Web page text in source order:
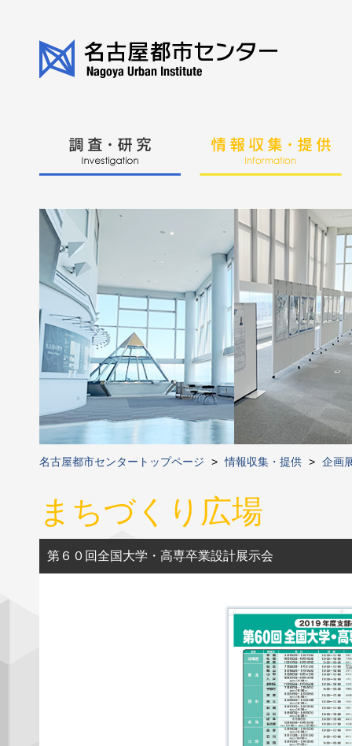
名古屋都市センタートップページ > 情報収集・提供 > 企画
まちづくり広場
第６０回全国大学・高専卒業設計展示会